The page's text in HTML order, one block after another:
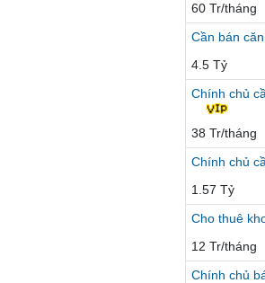
60 Tr/tháng
Cần bán
4.5 Tỷ
Chính chủ
38 Tr/tháng
Chính chủ
1.57 Tỷ
Cho thuê
12 Tr/tháng
Chính chủ